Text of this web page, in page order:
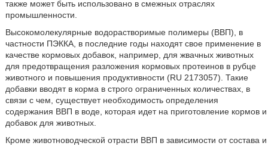
также может быть использовано в смежных отраслях
промышленности.
Высокомолекулярные водорастворимые полимеры (ВВП), в
частности ПЭККА, в последние годы находят свое применение в
качестве кормовых добавок, например, для жвачных животных
для предотвращения разложения кормовых протеинов в рубце
животного и повышения продуктивности (RU 2173057). Такие
добавки вводят в корма в строго ограниченных количествах, в
связи с чем, существует необходимость определения
содержания ВВП в воде, которая идет на приготовление кормов и
добавок для животных.
Кроме животноводческой отрасти ВВП в зависимости от состава и